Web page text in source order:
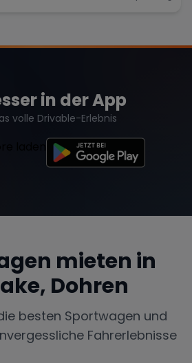
in der App
volle Drivable-Erlebnis
mieten in
Dohren
besten Sportwagen und
Fahrerlebnisse